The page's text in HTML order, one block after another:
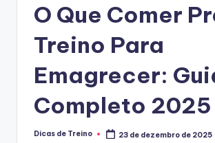
O Que Comer
Treino Para
Emagrecer:
Completo 2025
Posted
Dicas de Treino 23 de dezembro de 2025